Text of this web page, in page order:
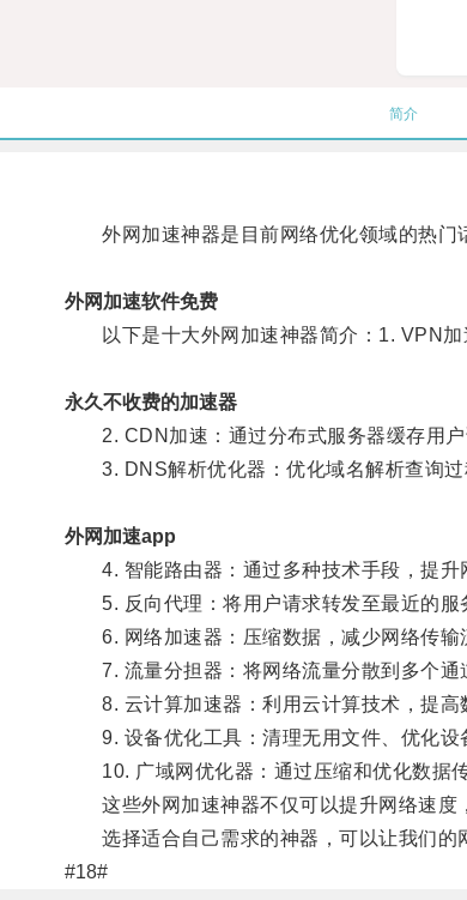
简介
外网加速神器是目前网络优化领域的热门
外网加速软件免费
以下是十大外网加速神器简介：1. VPN加
永久不收费的加速器
2. CDN加速：通过分布式服务器缓存用户
3. DNS解析优化器：优化域名解析查询过
外网加速app
4. 智能路由器：通过多种技术手段，提升
5. 反向代理：将用户请求转发至最近的服
6. 网络加速器：压缩数据，减少网络传输
7. 流量分担器：将网络流量分散到多个通
8. 云计算加速器：利用云计算技术，提高
9. 设备优化工具：清理无用文件、优化设
10. 广域网优化器：通过压缩和优化数据传
这些外网加速神器不仅可以提升网络速度
选择适合自己需求的神器，可以让我们的
#18#